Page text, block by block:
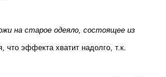
на старое одеяло, состоящее из
эффекта хватит надолго, т.к.